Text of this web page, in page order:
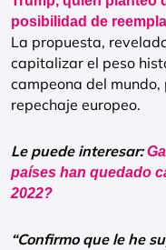
posibilidad de
La propuesta,
capitalizar el peso
campeona del mundo,
repechaje europeo.
Le puede interesar:
países han quedado
2022?
“Confirmo que le he